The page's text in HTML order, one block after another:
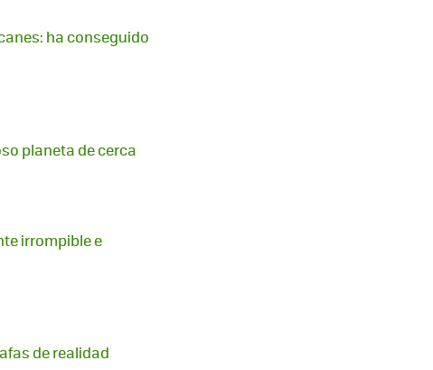
ha conseguido
planeta de cerca
irrompible e
de realidad